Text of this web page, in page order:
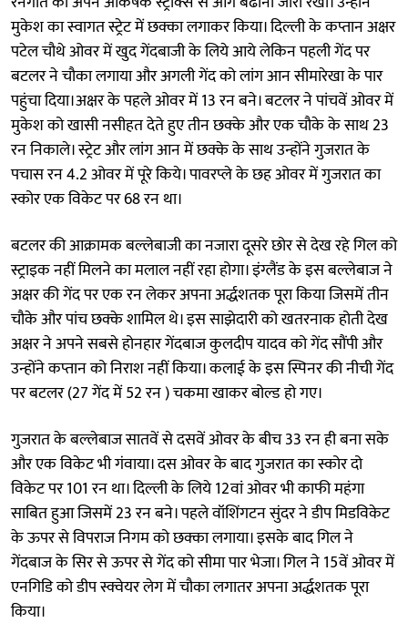
मुकेश का स्वागत स्ट्रेट में छक्का लगाकर किया। दिल्ली के कप्तान अक्षर
पटेल चौथे ओवर में खुद गेंदबाजी के लिये आये लेकिन पहली गेंद पर
बटलर ने चौका लगाया और अगली गेंद को लांग आन सीमारेखा के पार
पहुंचा दिया।अक्षर के पहले ओवर में 13 रन बने। बटलर ने पांचवें ओवर में
मुकेश को खासी नसीहत देते हुए तीन छक्के और एक चौके के साथ 23
रन निकाले। स्ट्रेट और लांग आन में छक्के के साथ उन्होंने गुजरात के
पचास रन 4.2 ओवर में पूरे किये। पावरप्ले के छह ओवर में गुजरात का
स्कोर एक विकेट पर 68 रन था।
बटलर की आक्रामक बल्लेबाजी का नजारा दूसरे छोर से देख रहे गिल को
स्ट्राइक नहीं मिलने का मलाल नहीं रहा होगा। इंग्लैंड के इस बल्लेबाज ने
अक्षर की गेंद पर एक रन लेकर अपना अर्द्धशतक पूरा किया जिसमें तीन
चौके और पांच छक्के शामिल थे। इस साझेदारी को खतरनाक होती देख
अक्षर ने अपने सबसे होनहार गेंदबाज कुलदीप यादव को गेंद सौंपी और
उन्होंने कप्तान को निराश नहीं किया। कलाई के इस स्पिनर की नीची गेंद
पर बटलर (27 गेंद में 52 रन ) चकमा खाकर बोल्ड हो गए।
गुजरात के बल्लेबाज सातवें से दसवें ओवर के बीच 33 रन ही बना सके
और एक विकेट भी गंवाया। दस ओवर के बाद गुजरात का स्कोर दो
विकेट पर 101 रन था। दिल्ली के लिये 12वां ओवर भी काफी महंगा
साबित हुआ जिसमें 23 रन बने। पहले वॉशिंगटन सुंदर ने डीप मिडविकेट
के ऊपर से विपराज निगम को छक्का लगाया। इसके बाद गिल ने
गेंदबाज के सिर से ऊपर से गेंद को सीमा पार भेजा। गिल ने 15वें ओवर में
एनगिडि को डीप स्क्वेयर लेग में चौका लगातर अपना अर्द्धशतक पूरा
किया।